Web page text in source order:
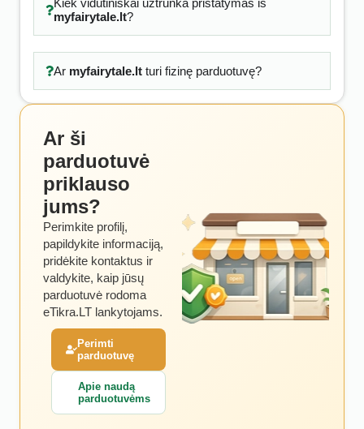
Kiek vidutiniškai užtrunka pristatymas iš
myfairytale.lt?
Ar myfairytale.ltturi fizinę parduotuvę?
Ar ši
parduotuvė
priklauso
jums?
Perimkite profilį,
papildykite informaciją,
pridėkite kontaktus ir
valdykite, kaip jūsų
parduotuvė rodoma
eTikra.LT lankytojams.
Perimti
parduotuvę
Apie naudą
parduotuvėms